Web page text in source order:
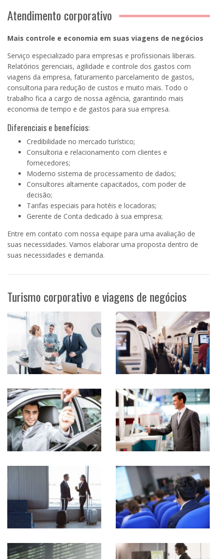
Atendimento corporativo
Mais controle e economia em suas viagens de negócios
Serviço especializado para empresas e profissionais liberais.
Relatórios gerenciais, agilidade e controle dos gastos com
viagens da empresa, faturamento parcelamento de gastos,
consultoria para redução de custos e muito mais. Todo o
trabalho fica a cargo de nossa agência, garantindo mais
economia de tempo e de gastos para sua empresa.
Diferenciais e benefícios:
Credibilidade no mercado turístico;
Consultoria e relacionamento com clientes e
fornecedores;
Moderno sistema de processamento de dados;
Consultores altamente capacitados, com poder de
decisão;
Tarifas especiais para hotéis e locadoras;
Gerente de Conta dedicado à sua empresa;
Entre em contato com nossa equipe para uma avaliação de
suas necessidades. Vamos elaborar uma proposta dentro de
suas necessidades e demanda.
Turismo corporativo e viagens de negócios